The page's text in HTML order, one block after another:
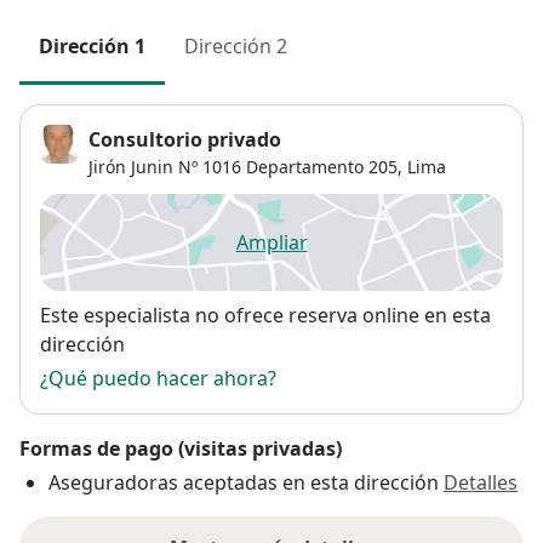
PUBLICACIONES
ARTÍCULOS CIENTÍFICOS
1. Rossell MJ. y col.
Pericardiocentesis.
Diagnóstico 1982; 10(3): 109-117.
2. Rossell MJ.
Valor de la prueba ergométrica en Hipertensión
Arterial
Acta Médica Peruana 1991; XV (3 - 4): 9-23.
3. Rossell MJ.
Pericarditis Purulenta
4. Kanashiro C, Rojas P, Rossell J.
Cambios en la presión arterial y en la frecuencia
Dirección 1 Dirección 2
Consultorio privado
Jirón Junin Nº 1016 Departamento 205, Lima
Ampliarse abre en una nueva
Disponibilidad
Este especialista no ofrece reserva online en esta
dirección
¿Qué puedo hacer ahora?
Formas de pago (visitas privadas)
Aseguradoras aceptadas en esta dirección Detalles